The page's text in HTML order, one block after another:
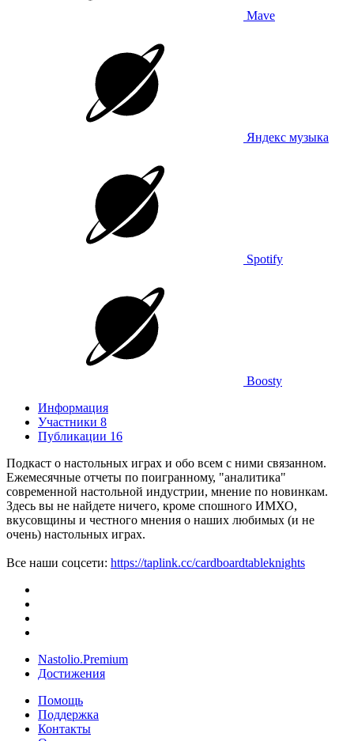
Mave
Яндекс музыка
Spotify
Boosty
Информация
Участники 8
Публикации 16
Подкаст о настольных играх и обо всем с ними связанном.
Ежемесячные отчеты по поигранному, "аналитика"
современной настольной индустрии, мнение по новинкам.
Здесь вы не найдете ничего, кроме спошного ИМХО,
вкусовщины и честного мнения о наших любимых (и не
очень) настольных играх.
Все наши соцсети: https://taplink.cc/cardboardtableknights
Nastolio.Premium
Достижения
Помощь
Поддержка
Контакты